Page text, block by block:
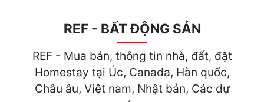
REF - BẤT ĐỘNG SẢN
REF - Mua bán, thông tin nhà, đất, đặt
Homestay tại Úc, Canada, Hàn quốc,
Châu âu, Việt nam, Nhật bản, Các dự